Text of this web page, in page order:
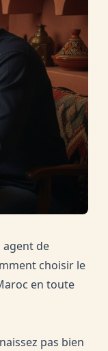
agent de
choisir le
en toute
pas bien